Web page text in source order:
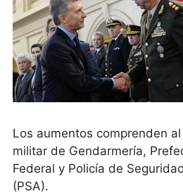
Los aumentos comprenden
militar de Gendarmería,
Federal y Policía de
(PSA).